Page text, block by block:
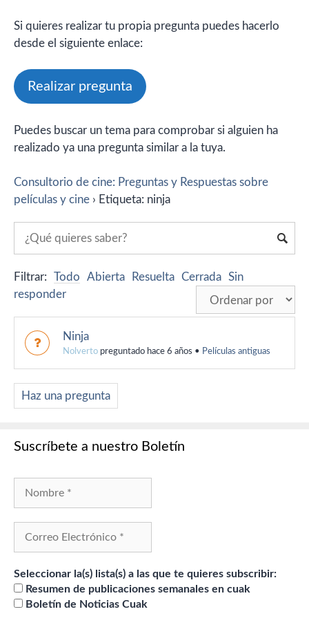
Si quieres realizar tu propia pregunta puedes hacerlo
desde el siguiente enlace:
Realizar pregunta
Puedes buscar un tema para comprobar si alguien ha
realizado ya una pregunta similar a la tuya.
Consultorio de cine: Preguntas y Respuestas sobre
películas y cine › Etiqueta: ninja
Filtrar: Todo Abierta Resuelta Cerrada Sin
responder
Ninja
Nolverto preguntado hace 6 años • Películas antiguas
Haz una pregunta
Suscríbete a nuestro Boletín
Seleccionar la(s) lista(s) a las que te quieres subscribir:
Resumen de publicaciones semanales en cuak
Boletín de Noticias Cuak